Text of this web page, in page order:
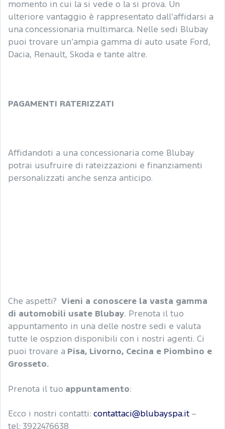
momento in cui la si vede o la si prova. Un
ulteriore vantaggio è rappresentato dall’affidarsi a
una concessionaria multimarca. Nelle sedi Blubay
puoi trovare un’ampia gamma di auto usate Ford,
Dacia, Renault, Skoda e tante altre.
PAGAMENTI RATERIZZATI
Affidandoti a una concessionaria come Blubay
potrai usufruire di rateizzazioni e finanziamenti
personalizzati anche senza anticipo.
Che aspetti? Vieni a conoscere la vasta gamma
di automobili usate Blubay. Prenota il tuo
appuntamento in una delle nostre sedi e valuta
tutte le ospzion disponibili con i nostri agenti. Ci
puoi trovare a Pisa, Livorno, Cecina e Piombino e
Grosseto.
Prenota il tuo appuntamento :
Ecco i nostri contatti: contattaci@blubayspa.it –
tel: 3922476638